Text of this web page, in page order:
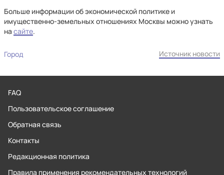
Больше информации об экономической политике и
имущественно-земельных отношениях Москвы можно узнать
на сайте.
Город Источник новости
FAQ
Пользовательское соглашение
Обратная связь
Контакты
Редакционная политика
Правила применения рекомендательных технологий